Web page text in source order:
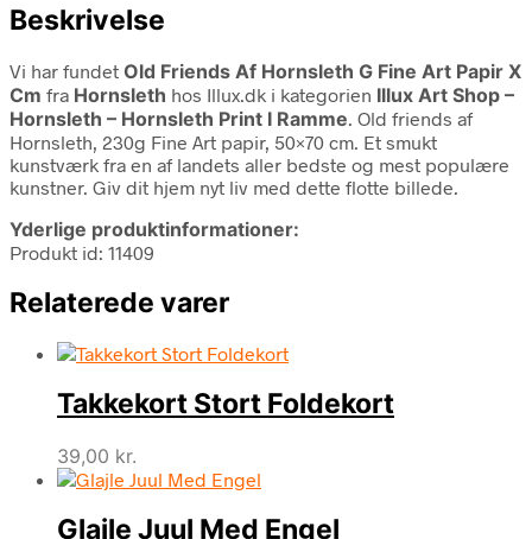
Beskrivelse
Vi har fundet Old Friends Af Hornsleth G Fine Art Papir X
Cm fra Hornsleth hos Illux.dk i kategorien Illux Art Shop –
Hornsleth – Hornsleth Print I Ramme. Old friends af
Hornsleth, 230g Fine Art papir, 50×70 cm. Et smukt
kunstværk fra en af landets aller bedste og mest populære
kunstner. Giv dit hjem nyt liv med dette flotte billede.
Yderlige produktinformationer:
Produkt id: 11409
Relaterede varer
Takkekort Stort Foldekort
39,00 kr.
Glajle Juul Med Engel